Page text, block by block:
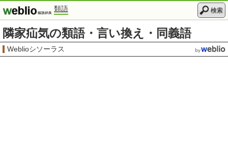
類語 検索
隣家疝気の類語・言い換え・同義語
Weblioシソーラス